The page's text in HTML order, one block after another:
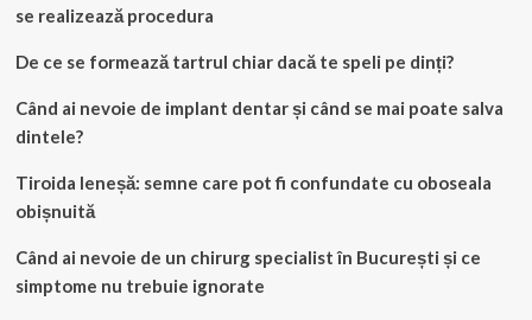
se realizează procedura
De ce se formează tartrul chiar dacă te speli pe dinți?
Când ai nevoie de implant dentar și când se mai poate salva
dintele?
Tiroida leneșă: semne care pot fi confundate cu oboseala
obișnuită
Când ai nevoie de un chirurg specialist în București și ce
simptome nu trebuie ignorate